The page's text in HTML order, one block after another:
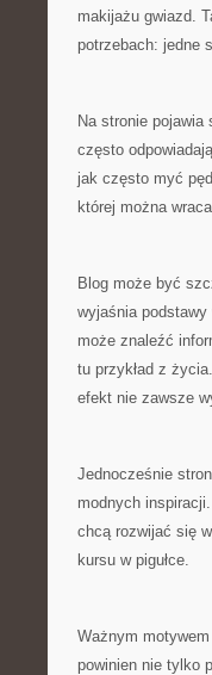
makijażu gwiazd.
potrzebach: jedne
Na stronie
często
jak często myć
której można
Blog może być
wyjaśnia
może znaleźć
tu przykład z
efekt nie zawsze
Jednocześnie
modnych
chcą rozwijać się
kursu w pigułce.
Ważnym
powinien nie tylko